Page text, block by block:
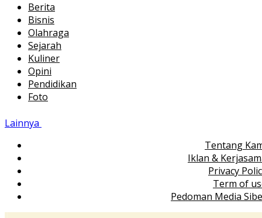
Berita
Bisnis
Olahraga
Sejarah
Kuliner
Opini
Pendidikan
Foto
Lainnya
Tentang
Iklan &
Privacy
Term of
Pedoman Media